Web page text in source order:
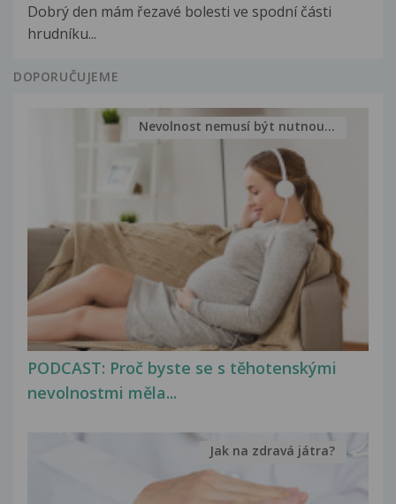
Dobrý den mám řezavé bolesti ve spodní části
hrudníku...
DOPORUČUJEME
PODCAST: Proč byste se s těhotenskými
nevolnostmi měla...
Nevolnost nemusí být nutnou...
Jak na zdravá játra?